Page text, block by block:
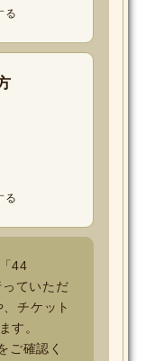
る
る
44
ていただ
チケット
す。
ご確認く